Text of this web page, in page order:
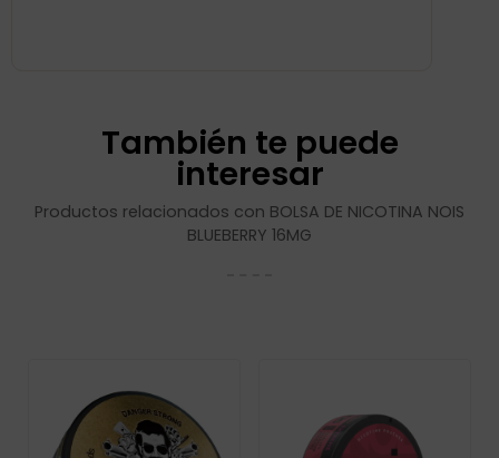
También te puede
interesar
Productos relacionados con BOLSA DE NICOTINA NOIS
BLUEBERRY 16MG